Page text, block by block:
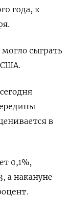
года, к
сыграть
США.
в
0,1%,
а накануне